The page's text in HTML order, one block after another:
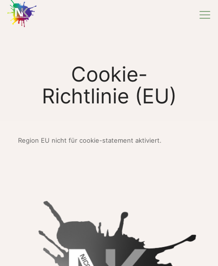
Cookie-
Richtlinie (EU)
Region EU nicht für cookie-statement aktiviert.